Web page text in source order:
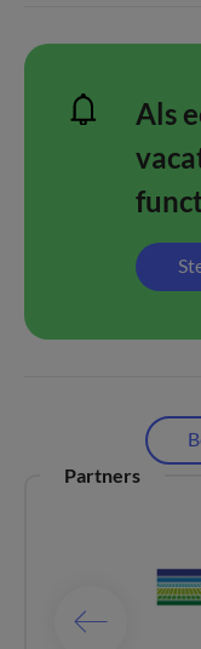
Als
Partners